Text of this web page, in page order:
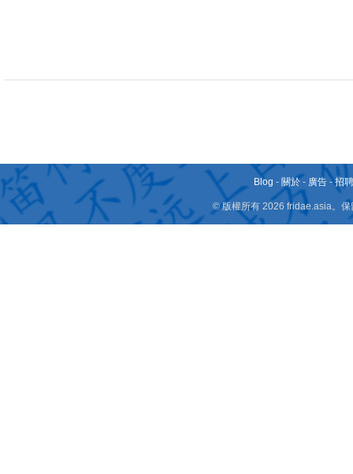
Blog - 關於 - 廣告 -招
© 版權所有 2026 fridae.asia。